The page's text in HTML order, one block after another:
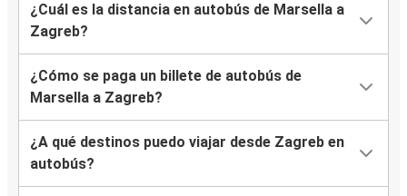
¿Cuál es la distancia en autobús de Marsella a
Zagreb?
¿Cómo se paga un billete de autobús de
Marsella a Zagreb?
¿A qué destinos puedo viajar desde Zagreb en
autobús?